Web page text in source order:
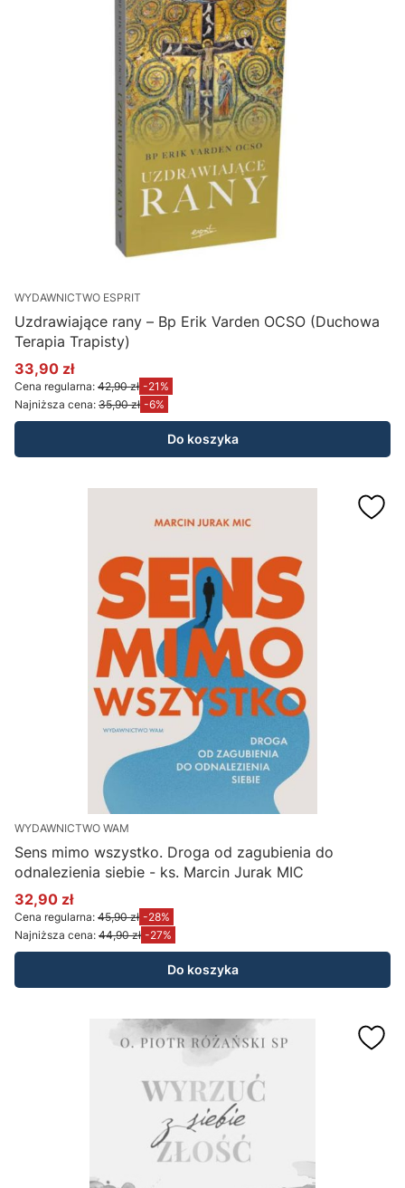
WYDAWNICTWO ESPRIT
Uzdrawiające rany – Bp Erik Varden OCSO (Duchowa
Terapia Trapisty)
Cena promocyjna
33,90 zł
Cena regularna: 42,90 zł -21%
Najniższa cena: 35,90 zł -6%
Do koszyka
WYDAWNICTWO WAM
Sens mimo wszystko. Droga od zagubienia do
odnalezienia siebie - ks. Marcin Jurak MIC
Cena promocyjna
32,90 zł
Cena regularna: 45,90 zł -28%
Najniższa cena: 44,90 zł -27%
Do koszyka